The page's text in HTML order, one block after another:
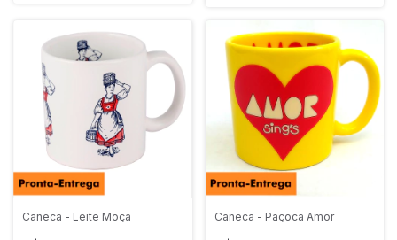
Caneca - Leite Moça Caneca - Paçoca Amor